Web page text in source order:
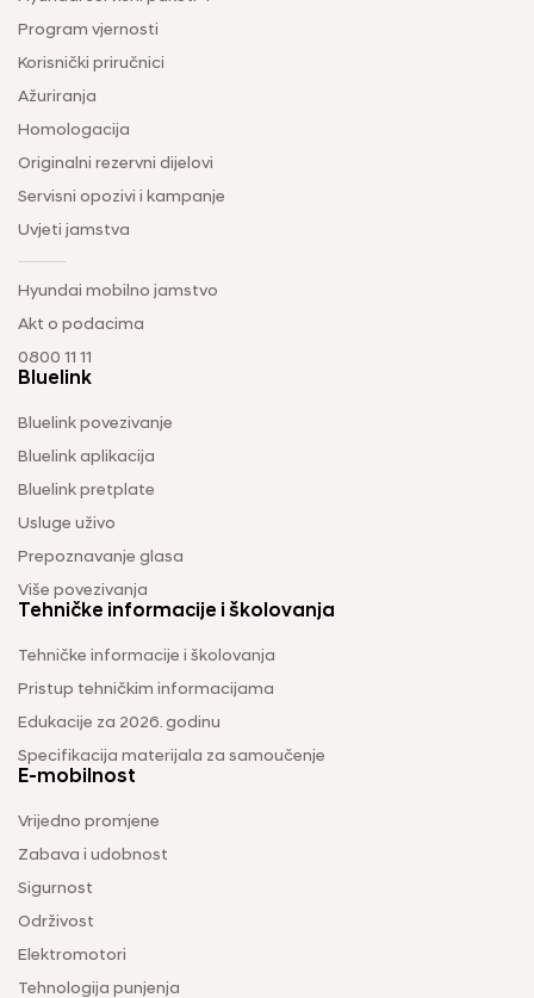
Program vjernosti
Korisnički priručnici
Ažuriranja
Homologacija
Originalni rezervni dijelovi
Servisni opozivi i kampanje
Uvjeti jamstva
Hyundai mobilno jamstvo
Akt o podacima
0800 11 11
Bluelink
Bluelink povezivanje
Bluelink aplikacija
Bluelink pretplate
Usluge uživo
Prepoznavanje glasa
Više povezivanja
Tehničke informacije i školovanja
Tehničke informacije i školovanja
Pristup tehničkim informacijama
Edukacije za 2026. godinu
Specifikacija materijala za samoučenje
E-mobilnost
Vrijedno promjene
Zabava i udobnost
Sigurnost
Održivost
Elektromotori
Tehnologija punjenja